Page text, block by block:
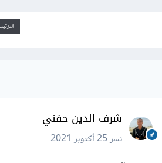
شرف الدين حفني
نشر25 أكتوبر 2021